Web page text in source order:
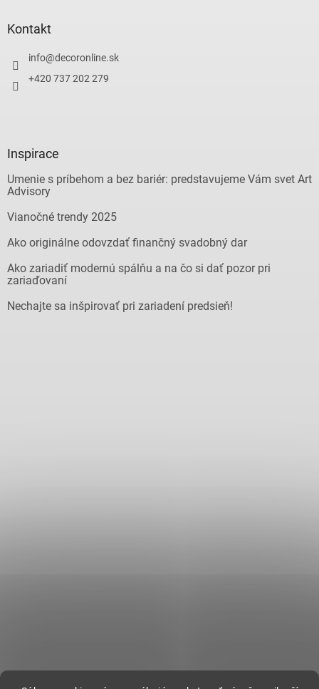
Kontakt
info@decoronline.sk
+420 737 202 279
Inspirace
Umenie s príbehom a bez bariér: predstavujeme Vám svet Art
Advisory
Vianočné trendy 2025
Ako originálne odovzdať finančný svadobný dar
Ako zariadiť modernú spálňu a na čo si dať pozor pri
zariaďovaní
Nechajte sa inšpirovať pri zariadení predsieň!